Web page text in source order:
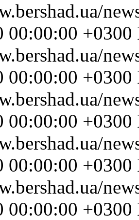
00:00:00 +0300
00:00:00 +0300
00:00:00 +0300
00:00:00 +0300
00:00:00 +0300